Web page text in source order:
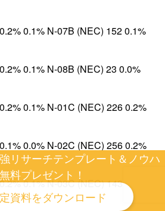
0.1% N-07B (NEC) 152 0.1%
0.1% N-08B (NEC) 23 0.0%
0.1% N-01C (NEC) 226 0.2%
0.0% N-02C (NEC) 256 0.2%
0.1% N-03C (NEC) 143 0.1%
リサーチテンプレート＆ノウハ
料プレゼント！
資料をダウンロード